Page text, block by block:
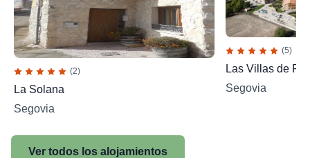
(2)
La Solana
Segovia
(5)
Las Villas de
Segovia
Ver todos los alojamientos